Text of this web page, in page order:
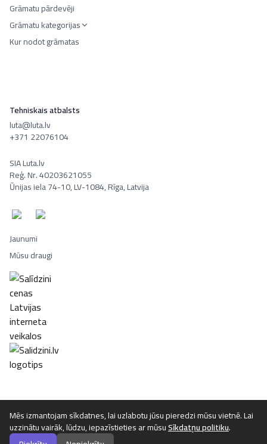
Mēs izmantojam sīkdatnes, lai uzlabotu jūsu pieredzi mūsu vietnē. Lai
uzzinātu vairāk, lūdzu, iepazīstieties ar mūsuSīkdatņu politiku.
Grāmatu pārdevēji
Grāmatu kategorijas
Kur nodot grāmatas
Tehniskais atbalsts
luta@luta.lv
+371 22076104
SIA Luta.lv
Reģ. Nr. 40203621055
Ūnijas iela 74-10, LV-1084, Rīga, Latvija
Jaunumi
Mūsu draugi
©2026Luta.lv. Visas tiesības aizsargātas.